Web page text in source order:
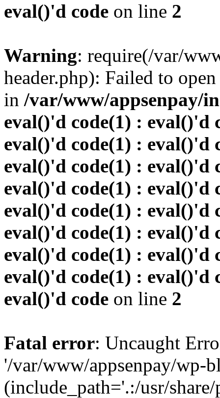
eval()'d code on line 2
Warning: require(/var/
header.php): Failed to
in /var/www/appsenpay/
eval()'d code(1) : eval()'d
eval()'d code(1) : eval()'d
eval()'d code(1) : eval()'d
eval()'d code(1) : eval()'d
eval()'d code(1) : eval()'d
eval()'d code(1) : eval()'d
eval()'d code(1) : eval()'d
eval()'d code(1) : eval()'d
eval()'d code on line 2
Fatal error: Uncaught
'/var/www/appsenpay/wp-
(include_path='.:/usr/